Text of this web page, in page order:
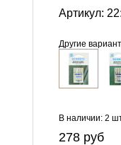
Артикул:
Другие
В наличии: 2
278 руб